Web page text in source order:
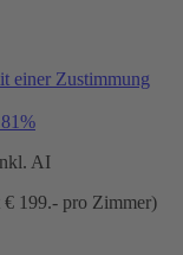
einer Zustimmung
81%
AI
199.- pro Zimmer)